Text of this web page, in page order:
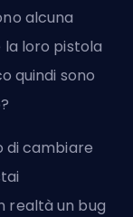
alcuna
loro pistola
quindi sono
di cambiare
realtà un bug